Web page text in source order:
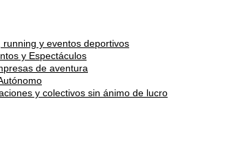
y eventos deportivos
y Espectáculos
de aventura
y colectivos sin ánimo de lucro